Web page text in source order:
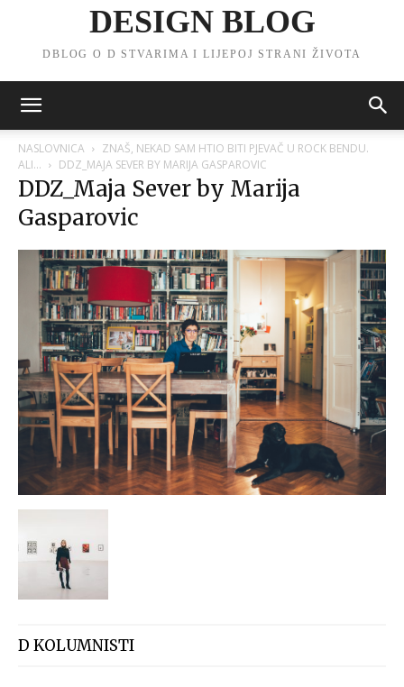
DESIGN BLOG
DBLOG O D STVARIMA I LIJEPOJ STRANI ŽIVOTA
NASLOVNICA
ZNAŠ, NEKAD SAM HTIO BITI PJEVAČ U ROCK BENDU.
ALI…
DDZ_MAJA SEVER BY MARIJA GASPAROVIC
DDZ_Maja Sever by Marija
Gasparovic
D KOLUMNISTI